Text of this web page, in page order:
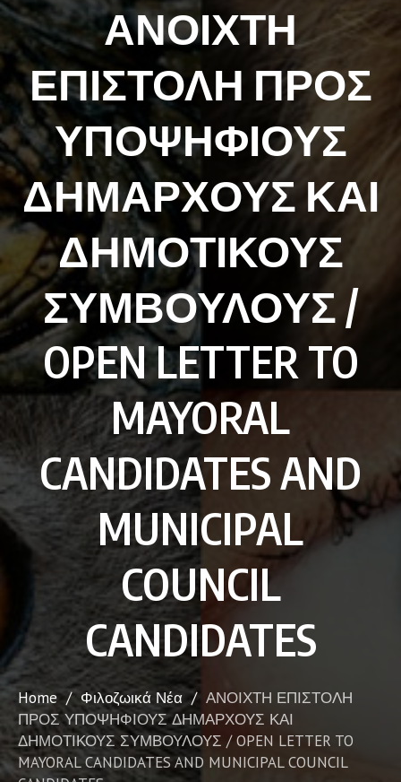
ΑΝΟΙΧΤΗ
ΕΠΙΣΤΟΛΗ ΠΡΟΣ
ΥΠΟΨΗΦΙΟΥΣ
ΔΗΜΑΡΧΟΥΣ ΚΑΙ
ΔΗΜΟΤΙΚΟΥΣ
ΣΥΜΒΟΥΛΟΥΣ /
OPEN LETTER TO
MAYORAL
CANDIDATES AND
MUNICIPAL
COUNCIL
CANDIDATES
Home / Φιλοζωικά Νέα / ΑΝΟΙΧΤΗ ΕΠΙΣΤΟΛΗ
ΠΡΟΣ ΥΠΟΨΗΦΙΟΥΣ ΔΗΜΑΡΧΟΥΣ ΚΑΙ
ΔΗΜΟΤΙΚΟΥΣ ΣΥΜΒΟΥΛΟΥΣ / OPEN LETTER TO
MAYORAL CANDIDATES AND MUNICIPAL COUNCIL